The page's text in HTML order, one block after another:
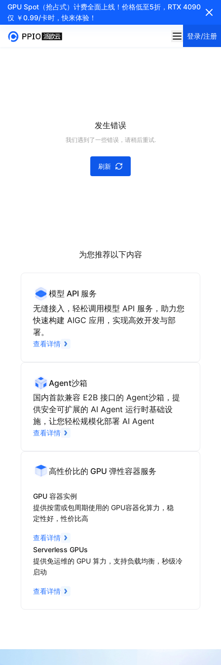
GPU Spot（抢占式）计费全面上线！价格低至5折，RTX 4090
仅 ￥0.99/卡时，快来体验！
登录/注册
发生错误
我们遇到了一些错误，请稍后重试.
刷新
为您推荐以下内容
模型 API 服务
无缝接入，轻松调用模型 API 服务，助力您
快速构建 AIGC 应用，实现高效开发与部
署。
查看详情
Agent沙箱
国内首款兼容 E2B 接口的 Agent沙箱，提
供安全可扩展的 AI Agent 运行时基础设
施，让您轻松规模化部署 AI Agent
查看详情
高性价比的 GPU 弹性容器服务
GPU 容器实例
提供按需或包周期使用的 GPU容器化算力，稳
定性好，性价比高
查看详情
Serverless GPUs
提供免运维的 GPU 算力，支持负载均衡，秒级冷
启动
查看详情